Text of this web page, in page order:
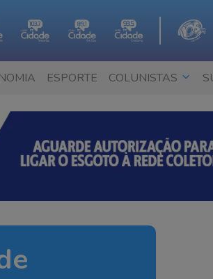
ESPORTE COLUNISTAS